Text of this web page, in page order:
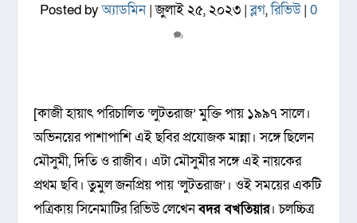
Posted byঅ্যাডমিন|জুলাই ২৫, ২০২৩ |ব্লগ,রিভিউ| 0
[কাজী হায়াৎ পরিচালিত ‘লুটতরাজ’ মুক্তি পায় ১৯৯৭ সালে।
অভিনয়ের পাশাপাশি এই ছবির প্রযোজক মান্না। সঙ্গে ছিলেন
মৌসুমী, দিতি ও রাজীব। এটা মৌসুমীর সঙ্গে এই নায়কের
প্রথম ছবি। তুমুল জনপ্রিয় পায় ‘লুটতরাজ’। ওই সময়ের একটি
পত্রিকায় সিনেমাটির রিভিউ লেখেনবদর বখতিয়ার। চলচ্চিত্র